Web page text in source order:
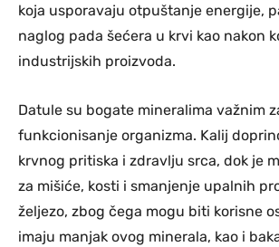
koja usporavaju otpuštanje energije,
naglog pada šećera u krvi kao nakon
industrijskih proizvoda.
Datule su bogate mineralima važnim
funkcionisanje organizma. Kalij
krvnog pritiska i zdravlju srca, dok je
za mišiće, kosti i smanjenje upalnih
željezo, zbog čega mogu biti korisne
imaju manjak ovog minerala, kao i